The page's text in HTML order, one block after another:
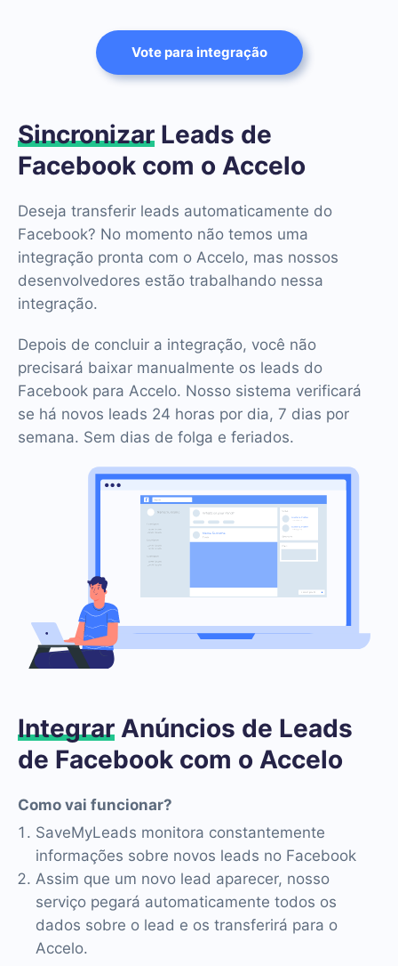
Vote para integração
Sincronizar Leads de
Facebook com o Accelo
Deseja transferir leads automaticamente do
Facebook? No momento não temos uma
integração pronta com o Accelo, mas nossos
desenvolvedores estão trabalhando nessa
integração.
Depois de concluir a integração, você não
precisará baixar manualmente os leads do
Facebook para Accelo. Nosso sistema verificará
se há novos leads 24 horas por dia, 7 dias por
semana. Sem dias de folga e feriados.
Integrar Anúncios de Leads
de Facebook com o Accelo
Como vai funcionar?
SaveMyLeads monitora constantemente
informações sobre novos leads no Facebook
Assim que um novo lead aparecer, nosso
serviço pegará automaticamente todos os
dados sobre o lead e os transferirá para o
Accelo.